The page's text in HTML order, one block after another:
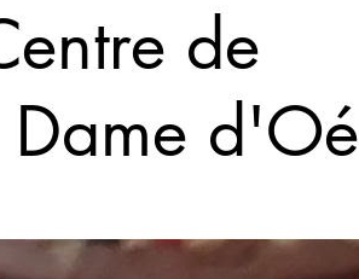
de
Dame d'Oé